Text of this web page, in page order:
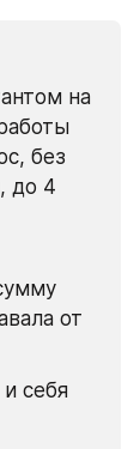
на
без
до 4
от
себя